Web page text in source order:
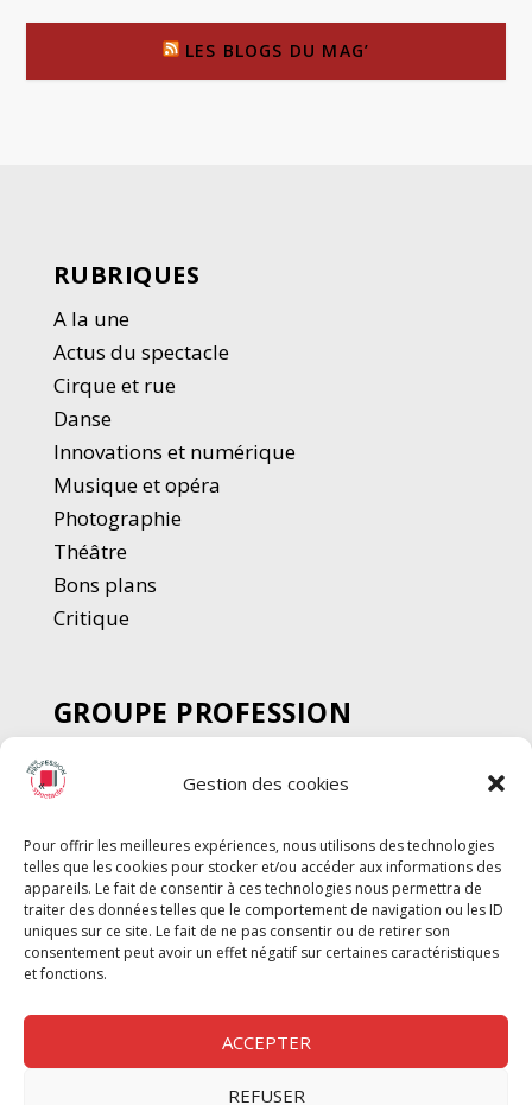
Gestion des cookies
Pour offrir les meilleures expériences, nous utilisons des technologies
telles que les cookies pour stocker et/ou accéder aux informations des
appareils. Le fait de consentir à ces technologies nous permettra de
traiter des données telles que le comportement de navigation ou les ID
uniques sur ce site. Le fait de ne pas consentir ou de retirer son
consentement peut avoir un effet négatif sur certaines caractéristiques
et fonctions.
ACCEPTER
REFUSER
LES BLOGS DU MAG’
RUBRIQUES
A la une
Actus du spectacle
Cirque et rue
Danse
Innovations et numérique
Musique et opéra
Photographie
Théâtre
Bons plans
Critique
GROUPE PROFESSION
SPECTACLE
Chèque Intermittents
Chèque Compta
Chèque Emploi Spectacle
G-Pods
Profession Audio-visuel